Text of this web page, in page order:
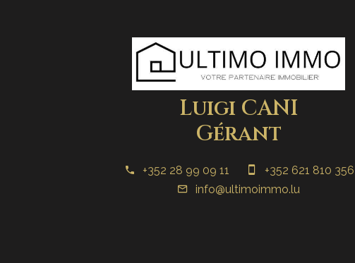
Luigi CANI
Gérant
+352 28 99 09 11
+352 621 810 356
info@ultimoimmo.lu